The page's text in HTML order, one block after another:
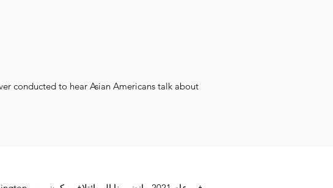
conducted to hear Asian Americans talk about